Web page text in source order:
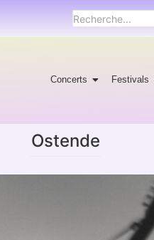
Concerts Festivals
Ostende